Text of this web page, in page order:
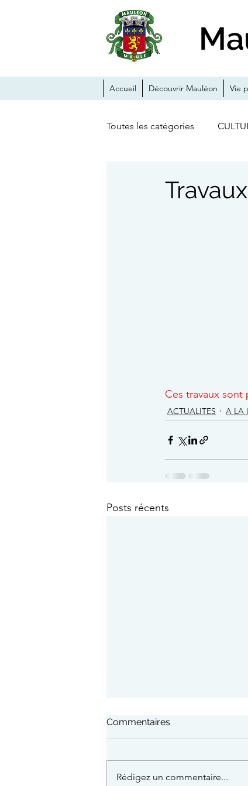
Accueil Découvrir Mauléon Vie
Toutes les catégories
Ces travaux sont
ACTUALITES A LA
Posts récents
Commentaires
Rédigez un commentaire...